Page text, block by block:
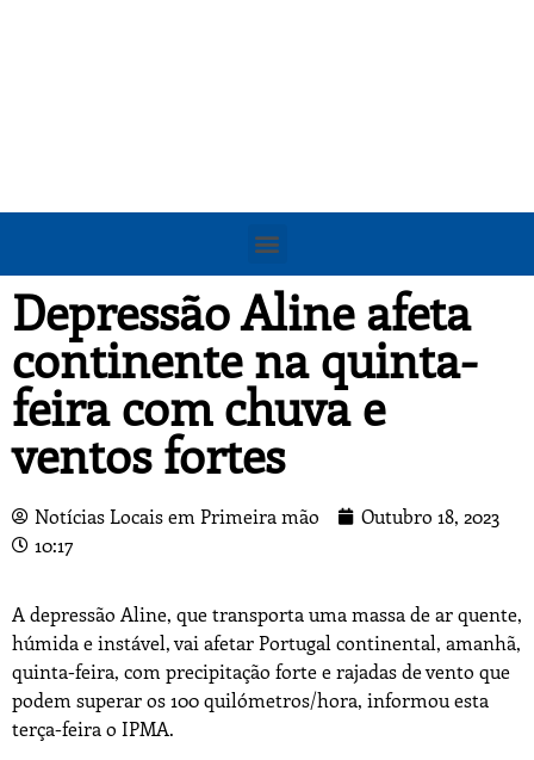
Depressão Aline afeta
continente na quinta-
feira com chuva e
ventos fortes
Notícias Locais em Primeira mão
Outubro 18, 2023
10:17
A depressão Aline, que transporta uma massa de ar quente,
húmida e instável, vai afetar Portugal continental, amanhã,
quinta-feira, com precipitação forte e rajadas de vento que
podem superar os 100 quilómetros/hora, informou esta
terça-feira o IPMA.